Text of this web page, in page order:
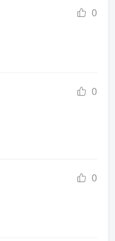
0
0
0